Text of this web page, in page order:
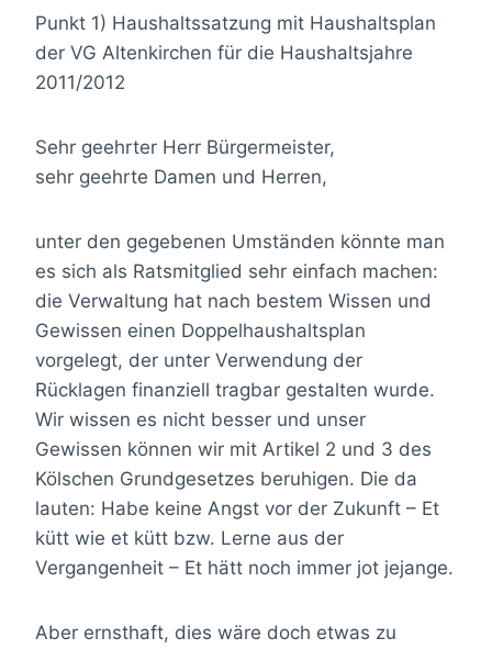
Punkt 1) Haushaltssatzung mit Haushaltsplan
der VG Altenkirchen für die Haushaltsjahre
2011/2012
Sehr geehrter Herr Bürgermeister,
sehr geehrte Damen und Herren,
unter den gegebenen Umständen könnte man
es sich als Ratsmitglied sehr einfach machen:
die Verwaltung hat nach bestem Wissen und
Gewissen einen Doppelhaushaltsplan
vorgelegt, der unter Verwendung der
Rücklagen finanziell tragbar gestalten wurde.
Wir wissen es nicht besser und unser
Gewissen können wir mit Artikel 2 und 3 des
Kölschen Grundgesetzes beruhigen. Die da
lauten: Habe keine Angst vor der Zukunft – Et
kütt wie et kütt bzw. Lerne aus der
Vergangenheit – Et hätt noch immer jot jejange.
Aber ernsthaft, dies wäre doch etwas zu